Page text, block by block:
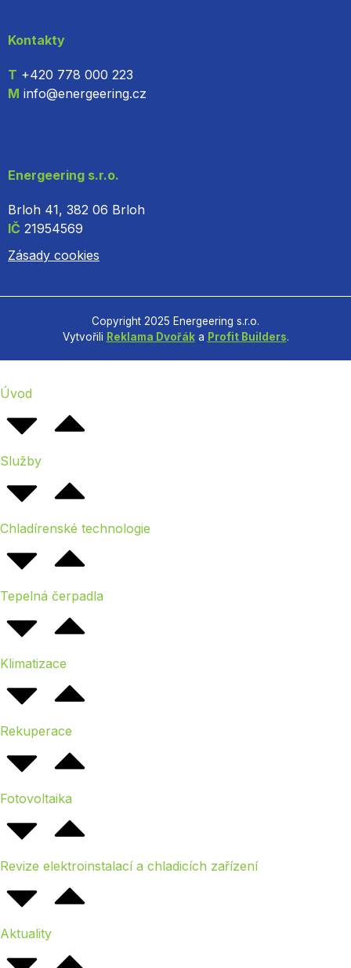
Kontakty
T +420 778 000 223
M info@energeering.cz
Energeering s.r.o.
Brloh 41, 382 06 Brloh
IČ 21954569
Zásady cookies
Copyright 2025 Energeering s.r.o.
Vytvořili Reklama Dvořáka Profit Builders.
Úvod
Služby
Chladírenské technologie
Tepelná čerpadla
Klimatizace
Rekuperace
Fotovoltaika
Revize elektroinstalací a chladicích zařízení
Aktuality